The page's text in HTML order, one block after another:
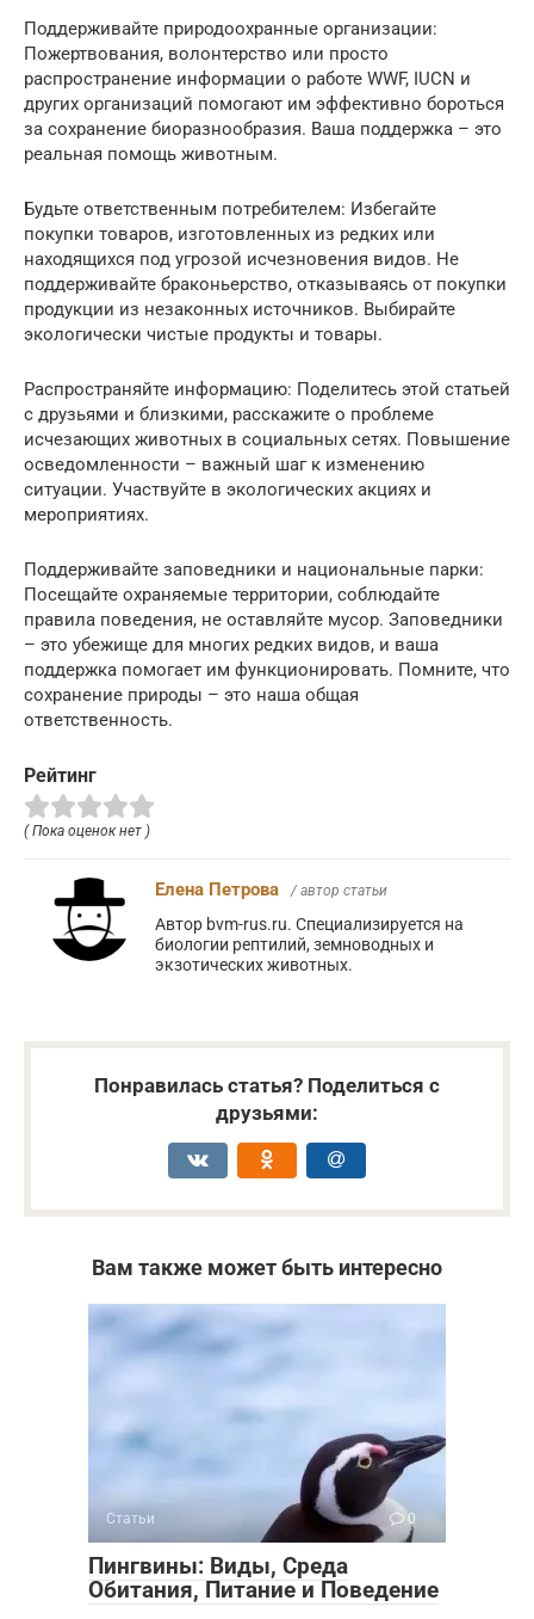
Поддерживайте природоохранные организации:
Пожертвования, волонтерство или просто
распространение информации о работе WWF, IUCN и
других организаций помогают им эффективно бороться
за сохранение биоразнообразия. Ваша поддержка – это
реальная помощь животным.
Будьте ответственным потребителем: Избегайте
покупки товаров, изготовленных из редких или
находящихся под угрозой исчезновения видов. Не
поддерживайте браконьерство, отказываясь от покупки
продукции из незаконных источников. Выбирайте
экологически чистые продукты и товары.
Распространяйте информацию: Поделитесь этой статьей
с друзьями и близкими, расскажите о проблеме
исчезающих животных в социальных сетях. Повышение
осведомленности – важный шаг к изменению
ситуации. Участвуйте в экологических акциях и
мероприятиях.
Поддерживайте заповедники и национальные парки:
Посещайте охраняемые территории, соблюдайте
правила поведения, не оставляйте мусор. Заповедники
– это убежище для многих редких видов, и ваша
поддержка помогает им функционировать. Помните, что
сохранение природы – это наша общая
ответственность.
Рейтинг
( Пока оценок нет )
Елена Петрова / автор статьи
Автор bvm-rus.ru. Специализируется на
биологии рептилий, земноводных и
экзотических животных.
Понравилась статья? Поделиться с
друзьями:
Вам также может быть интересно
Статьи 0
Пингвины: Виды, Среда
Обитания, Питание и Поведение